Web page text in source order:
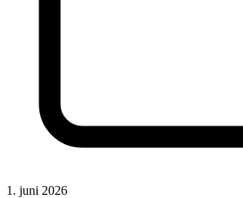
1. juni 2026